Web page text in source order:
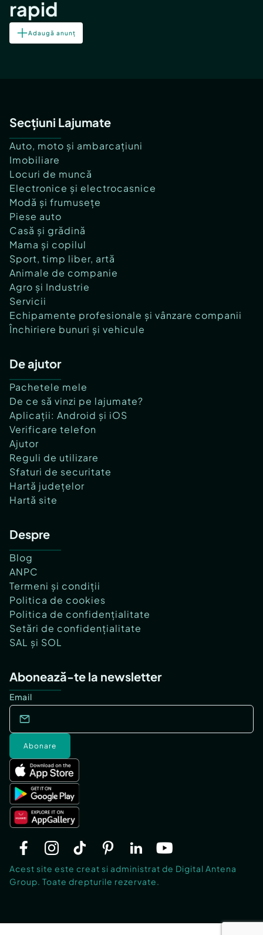
rapid
Adaugă anunț
Secțiuni Lajumate
Auto, moto și ambarcațiuni
Imobiliare
Locuri de muncă
Electronice și electrocasnice
Modă și frumusețe
Piese auto
Casă și grădină
Mama și copilul
Sport, timp liber, artă
Animale de companie
Agro și Industrie
Servicii
Echipamente profesionale și vânzare companii
Închiriere bunuri și vehicule
De ajutor
Pachetele mele
De ce să vinzi pe lajumate?
Aplicații: Android și iOS
Verificare telefon
Ajutor
Reguli de utilizare
Sfaturi de securitate
Hartă județelor
Hartă site
Despre
Blog
ANPC
Termeni și condiții
Politica de cookies
Politica de confidențialitate
Setări de confidențialitate
SAL și SOL
Abonează-te la newsletter
Email
Abonare
Acest site este creat si administrat de Digital Antena
Group. Toate drepturile rezervate.